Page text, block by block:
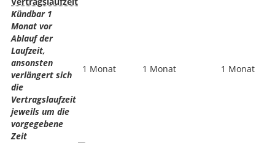
Kündbar 1
Monat vor
Ablauf der
Laufzeit,
ansonsten
verlängert sich
die
Vertragslaufzeit
jeweils um die
vorgegebene
Zeit
1 Monat 1 Monat 1 Monat